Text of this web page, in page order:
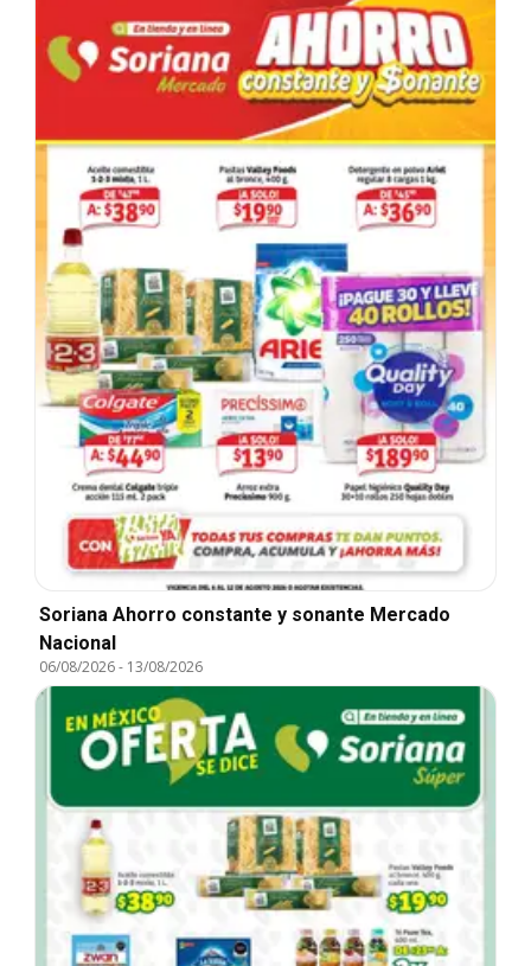
Soriana Ahorro constante y sonante Mercado
Nacional
06/08/2026- 13/08/2026